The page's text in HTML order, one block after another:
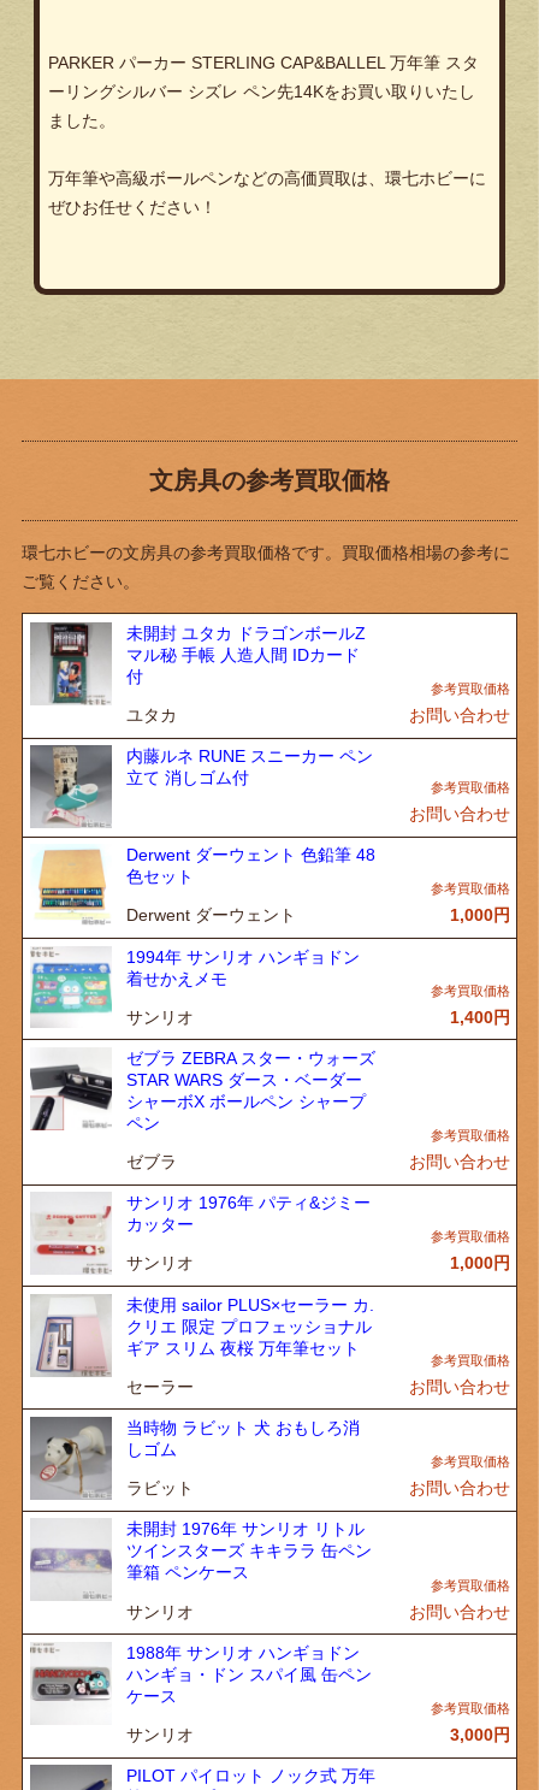
PARKER パーカー STERLING CAP&BALLEL 万年筆 スタ
ーリングシルバー シズレ ペン先14Kをお買い取りいたし
ました。
万年筆や高級ボールペンなどの高価買取は、環七ホビーに
ぜひお任せください！
文房具の参考買取価格
環七ホビーの文房具の参考買取価格です。買取価格相場の参考に
ご覧ください。
未開封 ユタカ ドラゴンボールZ
マル秘 手帳 人造人間 IDカード
付
ユタカ お問い合わせ
内藤ルネ RUNE スニーカー ペン
立て 消しゴム付
お問い合わせ
Derwent ダーウェント 色鉛筆 48
色セット
Derwent ダーウェント 1,000円
1994年 サンリオ ハンギョドン
着せかえメモ
サンリオ 1,400円
ゼブラ ZEBRA スター・ウォーズ
STAR WARS ダース・ベーダー
シャーボX ボールペン シャープ
ペン
ゼブラ お問い合わせ
サンリオ 1976年 パティ&ジミー
カッター
サンリオ 1,000円
未使用 sailor PLUS×セーラー カ.
クリエ 限定 プロフェッショナル
ギア スリム 夜桜 万年筆セット
セーラー お問い合わせ
当時物 ラビット 犬 おもしろ消
しゴム
ラビット お問い合わせ
未開封 1976年 サンリオ リトル
ツインスターズ キキララ 缶ペン
筆箱 ペンケース
サンリオ お問い合わせ
1988年 サンリオ ハンギョドン
ハンギョ・ドン スパイ風 缶ペン
ケース
サンリオ 3,000円
PILOT パイロット ノック式 万年